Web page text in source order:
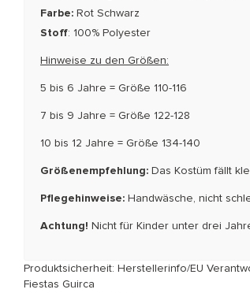
Farbe: Rot Schwarz
Stoff: 100% Polyester
Hinweise zu den Größen:
5 bis 6 Jahre = Größe 110-116
7 bis 9 Jahre = Größe 122-128
10 bis 12 Jahre = Größe 134-140
Größenempfehlung: Das Kostüm fällt
Pflegehinweise: Handwäsche, nicht
Achtung! Nicht für Kinder unter drei
Produktsicherheit: Herstellerinfo/EU
Fiestas Guirca